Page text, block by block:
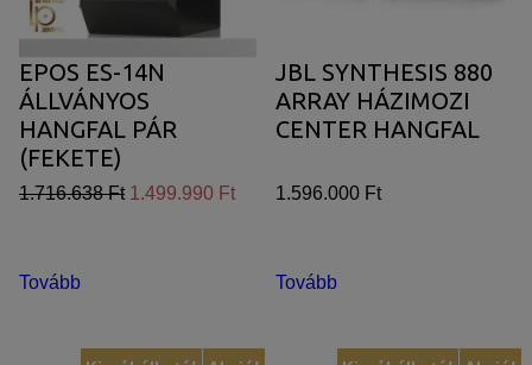
EPOS ES-14N
ÁLLVÁNYOS
HANGFAL PÁR
(FEKETE)
1.716.638 Ft 1.499.990 Ft
Tovább
JBL SYNTHESIS 880
ARRAY HÁZIMOZI
CENTER HANGFAL
1.596.000 Ft
Tovább